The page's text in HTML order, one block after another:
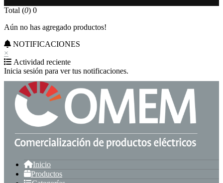
Total (0) 0
Aún no has agregado productos!
NOTIFICACIONES
×
Actividad reciente
Inicia sesión para ver tus notificaciones.
Inicio
Productos